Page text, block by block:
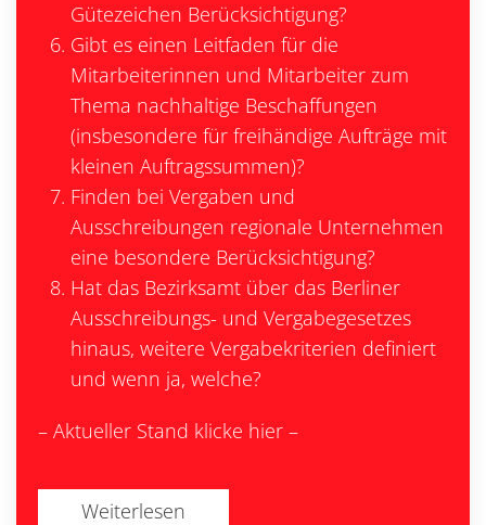
Gütezeichen Berücksichtigung?
Gibt es einen Leitfaden für die
Mitarbeiterinnen und Mitarbeiter zum
Thema nachhaltige Beschaffungen
(insbesondere für freihändige Aufträge mit
kleinen Auftragssummen)?
Finden bei Vergaben und
Ausschreibungen regionale Unternehmen
eine besondere Berücksichtigung?
Hat das Bezirksamt über das Berliner
Ausschreibungs- und Vergabegesetzes
hinaus, weitere Vergabekriterien definiert
und wenn ja, welche?
– Aktueller Stand klicke hier –
Weiterlesen